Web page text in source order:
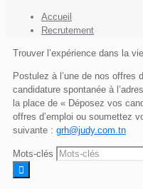
Accueil
Recrutement
Trouver l’expérience dans la
Postulez à l’une de nos offres
candidature spontanée à
la place de « Déposez vos
offres d’emploi ou soumettez
suivante : grh@judy.com.tn
Mots-clés